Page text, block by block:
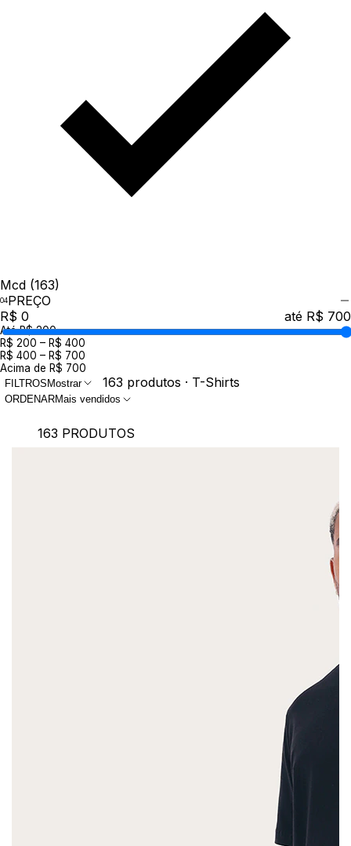
Mcd (163)
PREÇO
R$ 0
até R$ 700
Até R$ 200
R$ 200 – R$ 400
R$ 400 – R$ 700
Acima de R$ 700
FILTROS Mostrar 163 produtos · T-Shirts
ORDENARMais vendidos
163 PRODUTOS